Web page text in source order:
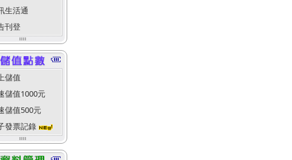
生活通
刊登
儲值
儲值1000元
儲值500元
發票記錄